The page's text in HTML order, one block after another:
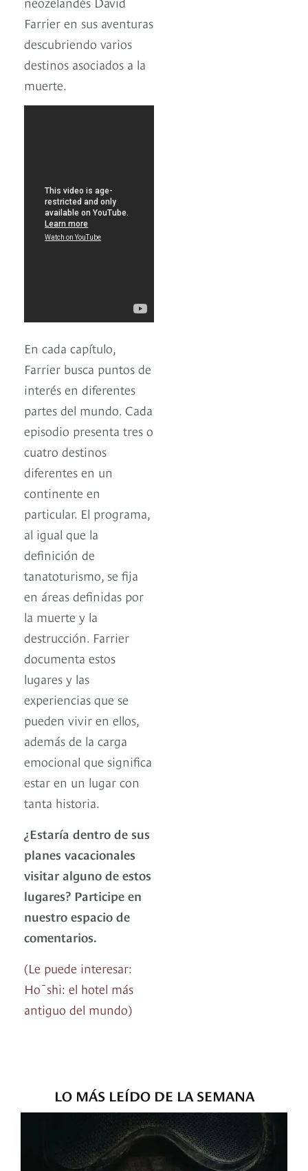
Farrier en sus aventuras
descubriendo varios
destinos asociados a la
muerte.
En cada capítulo,
Farrier busca puntos de
interés en diferentes
partes del mundo. Cada
episodio presenta tres o
cuatro destinos
diferentes en un
continente en
particular. El programa,
al igual que la
definición de
tanatoturismo, se fija
en áreas definidas por
la muerte y la
destrucción. Farrier
documenta estos
lugares y las
experiencias que se
pueden vivir en ellos,
además de la carga
emocional que significa
estar en un lugar con
tanta historia.
¿Estaría dentro de sus
planes vacacionales
visitar alguno de estos
lugares? Participe en
nuestro espacio de
comentarios.
(Le puede interesar:
Hōshi: el hotel más
antiguo del mundo)
LO MÁS LEÍDO DE LA SEMANA